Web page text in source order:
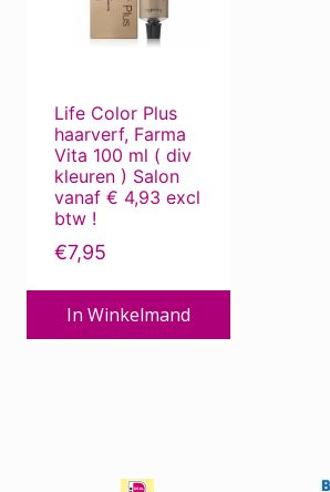
Beauty Pillow
Bevestigingsmiddelen
Borstels
Chemotherapie
Corona produkten
Dierverzorging
ECO-kapper, met oog voor
Haar / Hoofdhuidproblemen
Life Color Plus
haarverf, Farma
Vita 100 ml ( div
kleuren ) Salon
vanaf € 4,93 excl
btw !
€7,95
In Winkelmand
worden
productpagina